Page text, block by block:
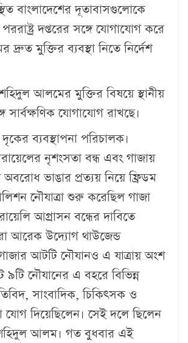
বাংলাদেশের দূতাবাসগুলোকে
পররাষ্ট্র দপ্তরের সঙ্গে যোগাযোগ করে
মুক্তির ব্যবস্থা নিতে নির্দেশ
আলমের মুক্তির বিষয়ে স্থানীয়
সার্বক্ষণিক যোগাযোগ রাখছে।
ব্যবস্থাপনা পরিচালক।
নৃশংসতা বন্ধ এবং গাজায়
ভাঙার প্রত্যয় নিয়ে ফ্রিডম
নৌযাত্রা শুরু করেছিল গাজা
আগ্রাসন বন্ধের দাবিতে
আরেক উদ্যোগ থাউজেন্ড
আটটি নৌযানও এ যাত্রায় অংশ
৯টি নৌযানের এ বহরে বিভিন্ন
সাংবাদিক, চিকিৎসক ও
যোগ দিয়েছিলেন। সেই দলে ছিলেন
আলম। গত বুধবার এই